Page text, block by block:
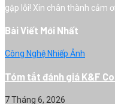
gặp lỗi! Xin chân thành cảm
Bài Viết Mới Nhất
Công Nghệ Nhiếp Ảnh
Tóm tắt đánh giá K&F
7 Tháng 6, 2026